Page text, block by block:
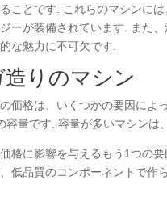
ことです. これらのマシンに
ーが装備されています. また
な魅力に不可欠です.
りのマシン
価格は、いくつかの要因によ
容量です. 容量が多いマシンは
格に影響を与えるもう1つの
低品質のコンポーネントで作